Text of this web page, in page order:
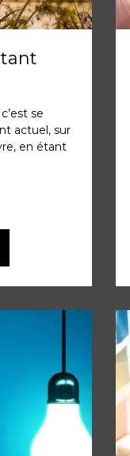
se
actuel, sur
en étant